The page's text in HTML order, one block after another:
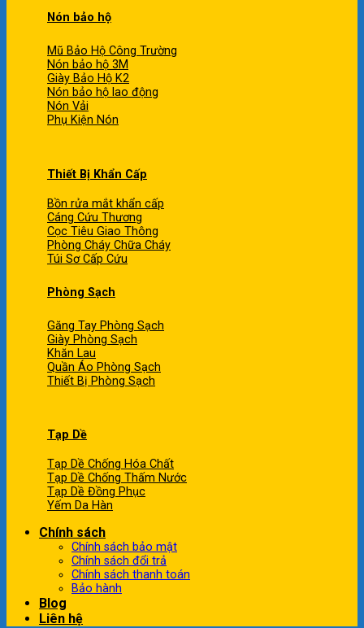
Nón bảo hộ
Mũ Bảo Hộ Công Trường
Nón bảo hộ 3M
Giày Bảo Hộ K2
Nón bảo hộ lao động
Nón Vải
Phụ Kiện Nón
Thiết Bị Khẩn Cấp
Bồn rửa mắt khẩn cấp
Cáng Cứu Thương
Cọc Tiêu Giao Thông
Phòng Cháy Chữa Cháy
Túi Sơ Cấp Cứu
Phòng Sạch
Găng Tay Phòng Sạch
Giày Phòng Sạch
Khăn Lau
Quần Áo Phòng Sạch
Thiết Bị Phòng Sạch
Tạp Dề
Tạp Dề Chống Hóa Chất
Tạp Dề Chống Thấm Nước
Tạp Dề Đồng Phục
Yếm Da Hàn
Chính sách
Chính sách bảo mật
Chính sách đổi trả
Chính sách thanh toán
Bảo hành
Blog
Liên hệ